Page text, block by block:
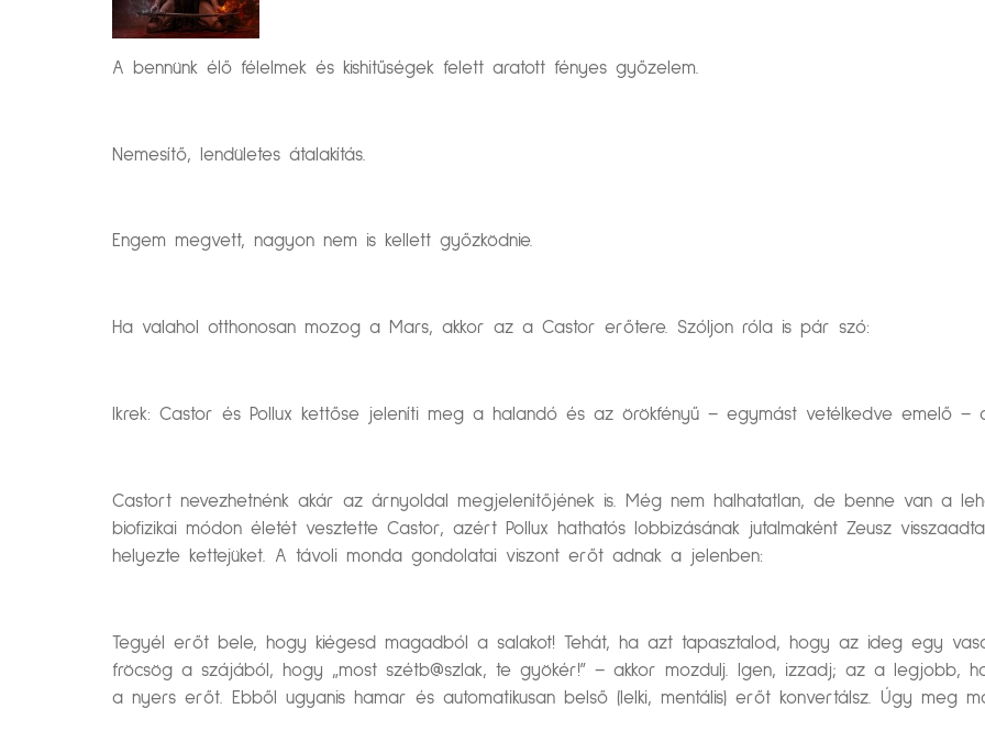
A bennünk élő félelmek és kishitűségek felett aratott fényes győzelem.
Nemesítő, lendületes átalakítás.
Engem megvett, nagyon nem is kellett győzködnie.
Ha valahol otthonosan mozog a Mars, akkor az a Castor erőtere. Szóljon róla is pár szó:
Ikrek: Castor és Pollux kettőse jeleníti meg a halandó és az örökfényű – egymást vetélkedve emelő –
Castort nevezhetnénk akár az árnyoldal megjelenítőjének is. Még nem halhatatlan, de benne van a
biofizikai módon életét vesztette Castor, azért Pollux hathatós lobbizásának jutalmaként Zeusz
helyezte kettejüket. A távoli monda gondolatai viszont erőt adnak a jelenben:
Tegyél erőt bele, hogy kiégesd magadból a salakot! Tehát, ha azt tapasztalod, hogy az ideg egy
fröcsög a szájából, hogy „most szétb@szlak, te gyökér!” – akkor mozdulj. Igen, izzadj; az a legjobb,
a nyers erőt. Ebből ugyanis hamar és automatikusan belső (lelki, mentális) erőt konvertálsz. Úgy meg